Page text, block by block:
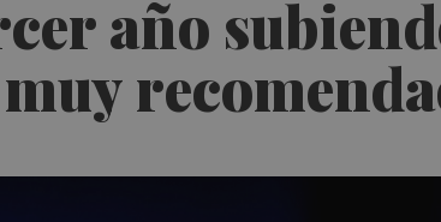
año